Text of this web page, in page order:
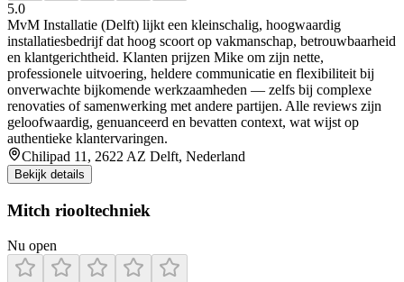
5.0
MvM Installatie (Delft) lijkt een kleinschalig, hoogwaardig
installatiesbedrijf dat hoog scoort op vakmanschap, betrouwbaarheid
en klantgerichtheid. Klanten prijzen Mike om zijn nette,
professionele uitvoering, heldere communicatie en flexibiliteit bij
onverwachte bijkomende werkzaamheden — zelfs bij complexe
renovaties of samenwerking met andere partijen. Alle reviews zijn
geloofwaardig, genuanceerd en bevatten context, wat wijst op
authentieke klantervaringen.
Chilipad 11, 2622 AZ Delft, Nederland
Bekijk details
Mitch riooltechniek
Nu open